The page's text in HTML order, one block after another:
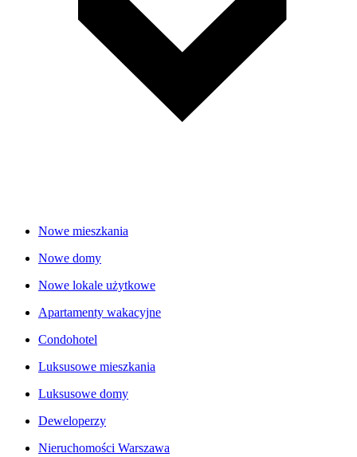
Nowe mieszkania
Nowe domy
Nowe lokale użytkowe
Apartamenty wakacyjne
Condohotel
Luksusowe mieszkania
Luksusowe domy
Deweloperzy
Nieruchomości Warszawa